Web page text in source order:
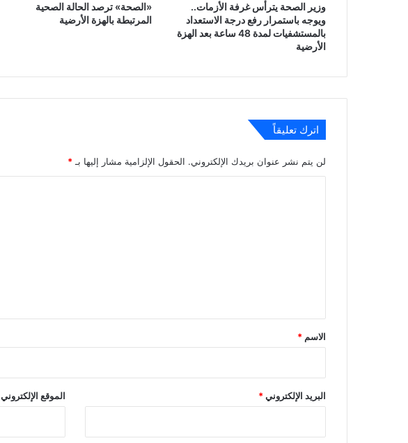
وزير الصحة يترأس غرفة الأزمات..
ويوجه باستمرار رفع درجة الاستعداد
بالمستشفيات لمدة 48 ساعة بعد الهزة
الأرضية
«الصحة» ترصد الحالة الصحية
المرتبطة بالهزة الأرضية
اترك تعليقاً
لن يتم نشر عنوان بريدك الإلكتروني. الحقول الإلزامية مشار إليها بـ *
*
الاسم *
البريد الإلكتروني* الموقع الإلكتروني